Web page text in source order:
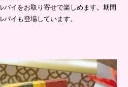
パイをお取り寄せで楽しめます。期間
イも登場しています。